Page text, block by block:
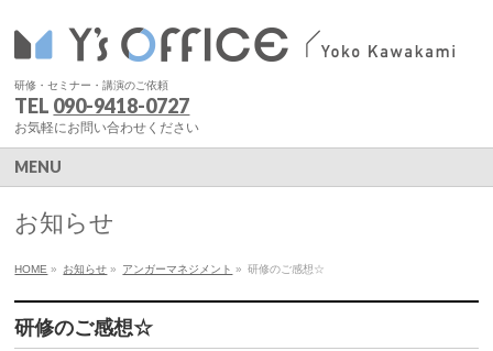
研修・セミナー・講演のご依頼
TEL 090-9418-0727
お気軽にお問い合わせください
MENU
お知らせ
HOME » お知らせ » アンガーマネジメント » 研修のご感想☆
研修のご感想☆